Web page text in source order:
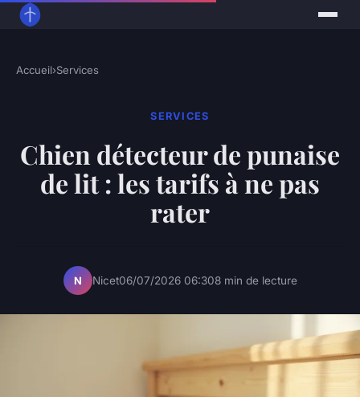
Accueil›Services
SERVICES
Chien détecteur de punaise
de lit : les tarifs à ne pas
rater
N Nicet06/07/2026 06:308 min de lecture